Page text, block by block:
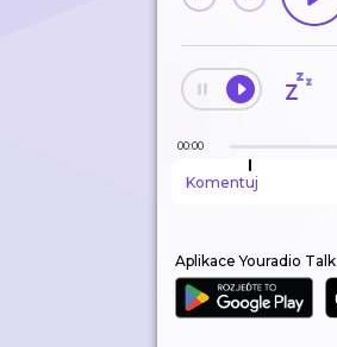
00:00
Komentuj
Aplikace Youradio Talk